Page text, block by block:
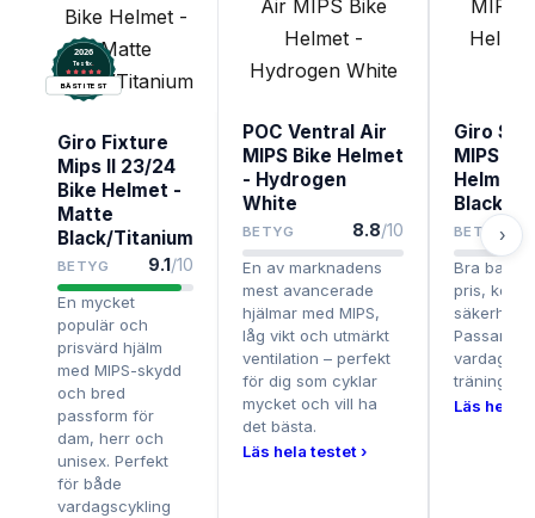
2026
Testix.
BÄST I TEST
Giro Fixture
Mips II 23/24
Bike Helmet -
Matte
Black/Titanium
BETYG 9.1/10
En mycket
populär och
prisvärd hjälm
med MIPS-skydd
och bred
passform för
dam, herr och
unisex. Perfekt
för både
vardagscykling
POC Ventral Air
MIPS Bike Helmet
- Hydrogen
White
BETYG 8.8/10
En av marknadens
mest avancerade
hjälmar med MIPS,
låg vikt och utmärkt
ventilation – perfekt
för dig som cyklar
mycket och vill ha
det bästa.
Läs hela testet ›
Giro
MIPS
Helmet
Black
BETYG
Bra
pris,
Passar
träning.
Läs hela
›